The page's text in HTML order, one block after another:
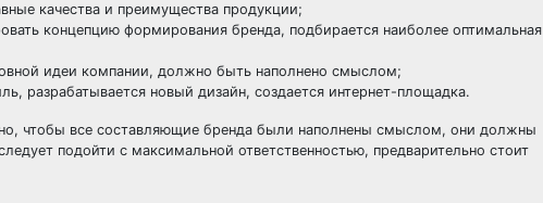
качества и преимущества продукции;
концепцию формирования бренда, подбирается наиболее оптимальная
идеи компании, должно быть наполнено смыслом;
разрабатывается новый дизайн, создается интернет-площадка.
чтобы все составляющие бренда были наполнены смыслом, они должны
подойти с максимальной ответственностью, предварительно стоит